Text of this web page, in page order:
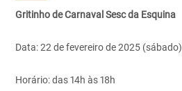
Gritinho de Carnaval Sesc da Esquina
Data: 22 de fevereiro de 2025 (sábado)
Horário: das 14h às 18h